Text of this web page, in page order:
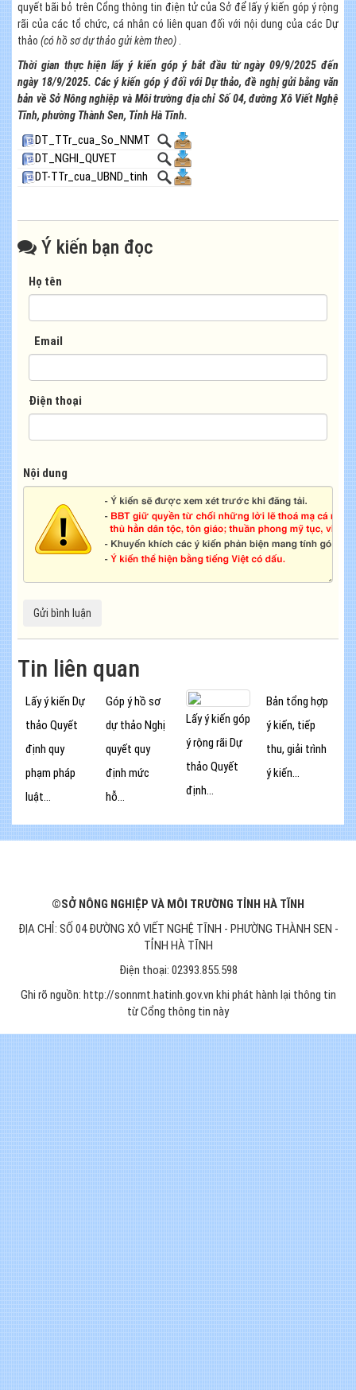
quyết bãi bỏ trên Cổng thông tin điện tử của Sở để lấy ý kiến góp ý rộng
rãi của các tổ chức, cá nhân có liên quan đối với nội dung của các Dự
thảo (cóhồ sơdự thảogửi kèm theo) .
Thời gian thực hiện lấy ý kiến góp ý bắt đầu từ ngày 09/9/2025 đến
ngày 18/9/2025. Các ý kiến góp ý đối với Dự thảo, đề nghị gửi bằng văn
bản về Sở Nông nghiệp và Môi trường địa chỉ Số 04, đường Xô Viết Nghệ
Tĩnh, phường Thành Sen, Tỉnh Hà Tĩnh.
DT_TTr_cua_So_NNMT
DT_NGHI_QUYET
DT-TTr_cua_UBND_tinh
Ý kiến bạn đọc
Họ tên
Email
Điện thoại
Nội dung
Tin liên quan
Lấy ý kiến Dự
thảo Quyết
định quy
phạm pháp
luật...
Góp ý hồ sơ
dự thảo Nghị
quyết quy
định mức
hỗ...
Lấy ý kiến góp
ý rộng rãi Dự
thảo Quyết
định...
Bản tổng hợp
ý kiến, tiếp
thu, giải trình
ý kiến...
©SỞ NÔNG NGHIỆP VÀ MÔI TRƯỜNG TỈNH HÀ TĨNH
ĐỊA CHỈ: SỐ 04 ĐƯỜNG XÔ VIẾT NGHỆ TĨNH - PHƯỜNG THÀNH SEN -
TỈNH HÀ TĨNH
Điện thoại: 02393.855.598
Ghi rõ nguồn: http://sonnmt.hatinh.gov.vn khi phát hành lại thông tin
từ Cổng thông tin này